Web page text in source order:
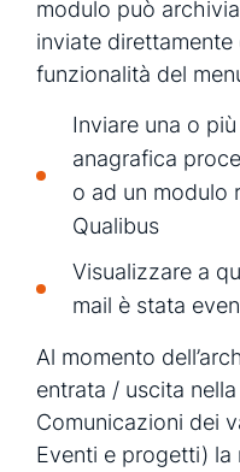
modulo può
inviate
funzionalità del
Inviare una o
anagrafica
o ad un modulo
Qualibus
Visualizzare a
mail è stata
Al momento
entrata / uscita
Comunicazioni dei
Eventi e progetti) la